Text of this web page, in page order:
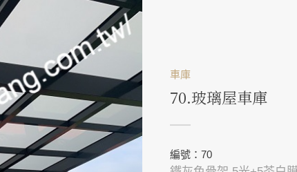
車庫
70.玻璃屋車庫
編號：70